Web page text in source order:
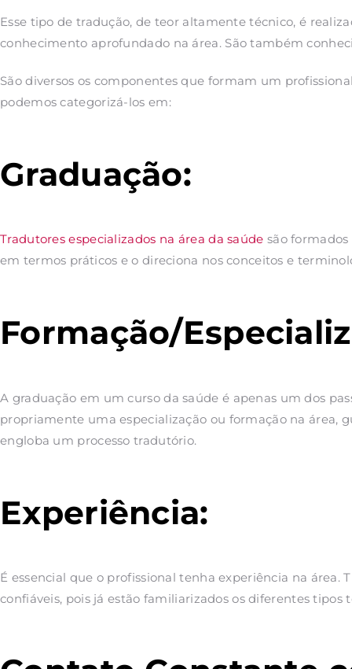
Esse tipo de tradução, de teor altamente técnico, é
conhecimento aprofundado na área. São também
São diversos os componentes que formam um
podemos categorizá-los em:
Graduação:
Tradutores especializados na área da saúde são
em termos práticos e o direciona nos conceitos e
Formação/
A graduação em um curso da saúde é apenas um dos
propriamente uma especialização ou formação na área,
engloba um processo tradutório.
Experiência:
É essencial que o profissional tenha experiência na
confiáveis, pois já estão familiarizados os diferentes tipos